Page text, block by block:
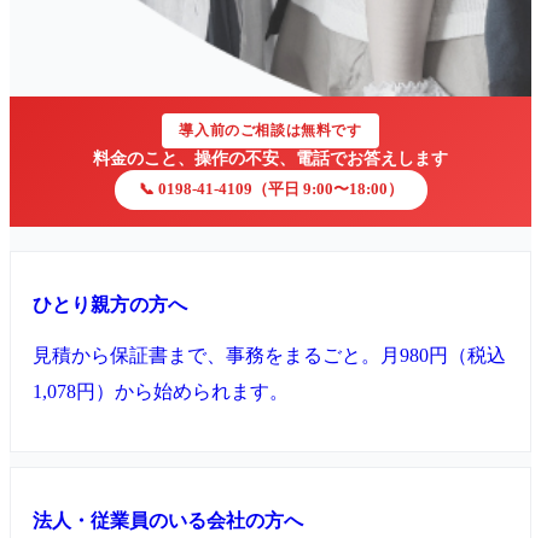
導入前のご相談は無料です
料金のこと、操作の不安、電話でお答えします
📞 0198-41-4109 （平日 9:00〜18:00 ）
ひとり親方の方へ
見積から保証書まで、事務をまるごと。月 980円（税込
1,078円） から始められます。
法人・従業員のいる会社の方へ